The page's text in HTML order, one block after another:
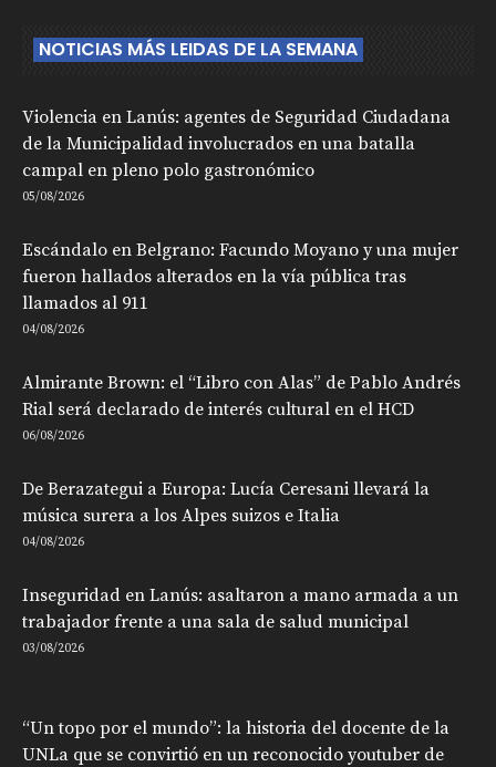
NOTICIAS MÁS LEIDAS DE LA SEMANA
Violencia en Lanús: agentes de Seguridad Ciudadana
de la Municipalidad involucrados en una batalla
campal en pleno polo gastronómico
05/08/2026
Escándalo en Belgrano: Facundo Moyano y una mujer
fueron hallados alterados en la vía pública tras
llamados al 911
04/08/2026
Almirante Brown: el “Libro con Alas” de Pablo Andrés
Rial será declarado de interés cultural en el HCD
06/08/2026
De Berazategui a Europa: Lucía Ceresani llevará la
música surera a los Alpes suizos e Italia
04/08/2026
Inseguridad en Lanús: asaltaron a mano armada a un
trabajador frente a una sala de salud municipal
03/08/2026
“Un topo por el mundo”: la historia del docente de la
UNLa que se convirtió en un reconocido youtuber de